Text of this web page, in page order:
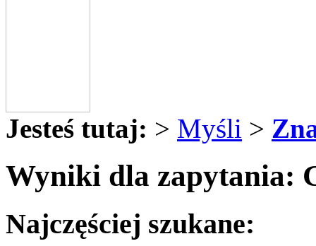
Jesteś tutaj: > Myśli >
Wyniki dla zapytania:
Najczęściej szukane: